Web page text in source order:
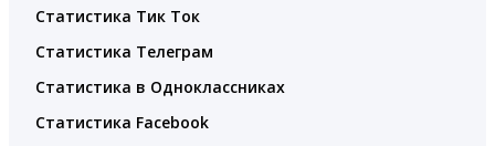
Статистика Тик Ток
Статистика Телеграм
Статистика в Одноклассниках
Статистика Facebook